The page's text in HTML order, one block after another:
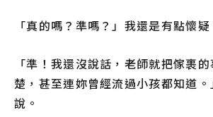
「真的嗎？準嗎？」我還是有點懷疑
「準！我還沒說話，老師就把傢裹
楚，甚至連妳曾經流過小孩都知道
說。